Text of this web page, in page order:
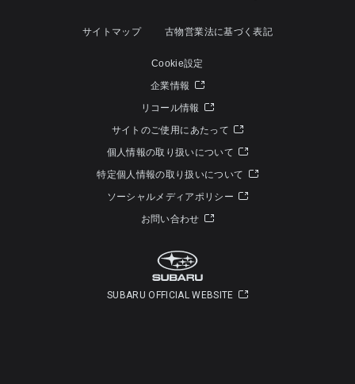
サイトマップ 古物営業法に基づく表記
Cookie設定
企業情報
リコール情報
サイトのご使用にあたって
個人情報の取り扱いについて
特定個人情報の取り扱いについて
ソーシャルメディアポリシー
お問い合わせ
SUBARU OFFICIAL WEBSITE